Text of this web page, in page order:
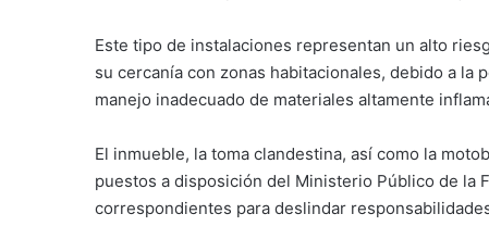
Este tipo de instalaciones representan un alto
su cercanía con zonas habitacionales, debido a
manejo inadecuado de materiales altamente
El inmueble, la toma clandestina, así como la
puestos a disposición del Ministerio Público de la
correspondientes para deslindar